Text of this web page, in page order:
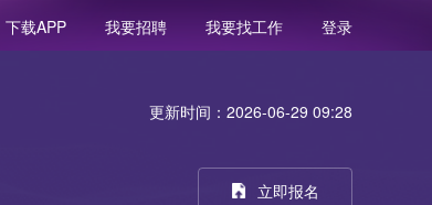
下载APP 我要招聘 我要找工作 登录
更新时间：2026-06-29 09:28
立即报名